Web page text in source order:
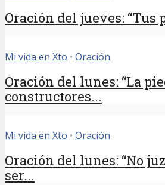
Oración del jueves: “Tus
Mi vida en Xto • Oración
Oración del lunes: “La
constructores...
Mi vida en Xto • Oración
Oración del lunes: “No
ser...